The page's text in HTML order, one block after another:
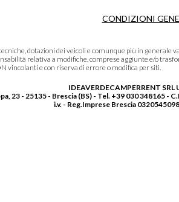
CONDIZIONI
dotazioni dei veicoli e comunque più in generale
relativa a modifiche, comprese aggiunte e/o
vincolanti e con riserva di errore o modifica per siti.
IDEAVERDECAMPERRENT SRL
23 - 25135 - Brescia (BS) - Tel. +39 030 348165 -
i.v. - Reg.Imprese Brescia